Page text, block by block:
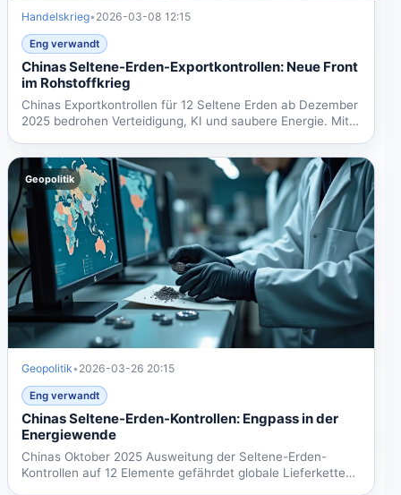
Handelskrieg• 2026-03-08 12:15
Eng verwandt
Chinas Seltene-Erden-Exportkontrollen: Neue Front
im Rohstoffkrieg
Chinas Exportkontrollen für 12 Seltene Erden ab Dezember
2025 bedrohen Verteidigung, KI und saubere Energie. Mit
Geopolitik
Geopolitik• 2026-03-26 20:15
Eng verwandt
Chinas Seltene-Erden-Kontrollen: Engpass in der
Energiewende
Chinas Oktober 2025 Ausweitung der Seltene-Erden-
Kontrollen auf 12 Elemente gefährdet globale Lieferketten